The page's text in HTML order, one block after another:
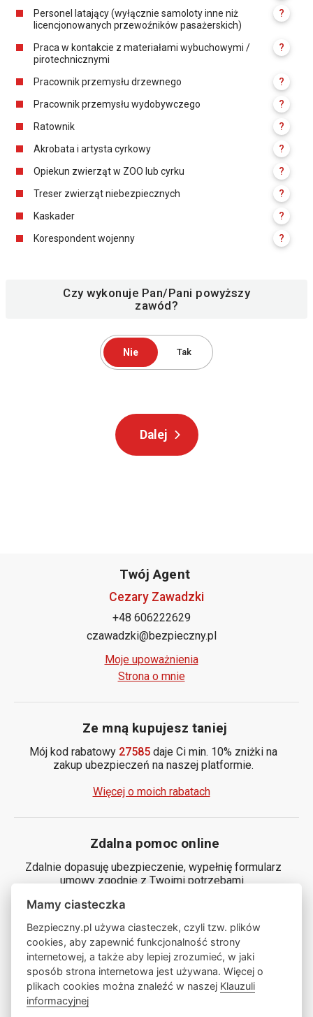
Personel latający (wyłącznie samoloty inne niż
licencjonowanych przewoźników pasażerskich)
?
Praca w kontakcie z materiałami wybuchowymi /
pirotechnicznymi
?
Pracownik przemysłu drzewnego
?
Pracownik przemysłu wydobywczego
?
Ratownik
?
Akrobata i artysta cyrkowy
?
Opiekun zwierząt w ZOO lub cyrku
?
Treser zwierząt niebezpiecznych
?
Kaskader
?
Korespondent wojenny
?
Czy wykonuje Pan/Pani powyższy
zawód?
Twój Agent
Cezary Zawadzki
+48 606222629
czawadzki@bezpieczny.pl
Moje upoważnienia
Strona o mnie
Ze mną kupujesz taniej
Mój kod rabatowy 27585daje Ci min. 10% zniżki na
zakup ubezpieczeń na naszej platformie.
Więcej o moich rabatach
Zdalna pomoc online
Zdalnie dopasuję ubezpieczenie, wypełnię formularz
umowy zgodnie z Twoimi potrzebami.
Zamów ze mną rozmowę
Mamy ciasteczka
Bezpieczny.pl używa ciasteczek, czyli tzw. plików
cookies, aby zapewnić funkcjonalność strony
internetowej, a także aby lepiej zrozumieć, w jaki
sposób strona internetowa jest używana. Więcej o
plikach cookies można znaleźć w naszej Klauzuli
informacyjnej